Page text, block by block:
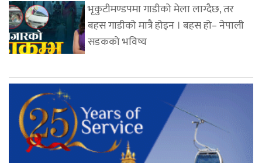
भृकुटीमण्डपमा गाडीको मेला लाग्दैछ, तर
बहस गाडीको मात्रै होइन । बहस हो– नेपाली
सडकको भविष्य